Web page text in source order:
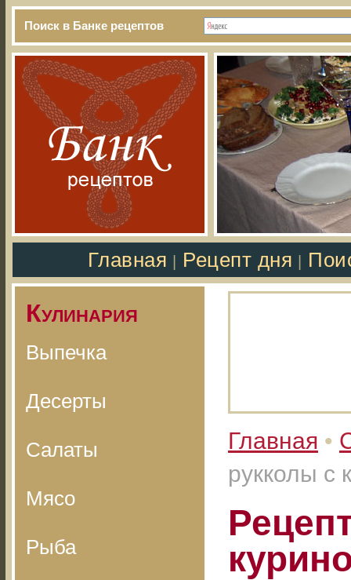
Поиск в Банке рецептов
Главная Рецепт дня
Кулинария
Выпечка
Десерты
Салаты
Мясо
Рыба
Главная •
рукколы с